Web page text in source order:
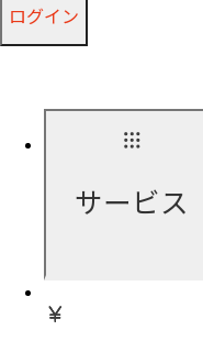
ログイン
サービス